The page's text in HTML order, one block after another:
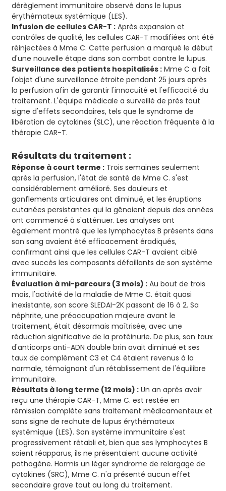
dérèglement immunitaire observé dans le lupus
érythémateux systémique (LES).
Infusion de cellules CAR-T :Après expansion et
contrôles de qualité, les cellules CAR-T modifiées ont été
réinjectées à Mme C. Cette perfusion a marqué le début
d'une nouvelle étape dans son combat contre le lupus.
Surveillance des patients hospitalisés :Mme C a fait
l'objet d'une surveillance étroite pendant 25 jours après
la perfusion afin de garantir l'innocuité et l'efficacité du
traitement. L'équipe médicale a surveillé de près tout
signe d'effets secondaires, tels que le syndrome de
libération de cytokines (SLC), une réaction fréquente à la
thérapie CAR-T.
Résultats du traitement :
Réponse à court terme :Trois semaines seulement
après la perfusion, l'état de santé de Mme C. s'est
considérablement amélioré. Ses douleurs et
gonflements articulaires ont diminué, et les éruptions
cutanées persistantes qui la gênaient depuis des années
ont commencé à s'atténuer. Les analyses ont
également montré que les lymphocytes B présents dans
son sang avaient été efficacement éradiqués,
confirmant ainsi que les cellules CAR-T avaient ciblé
avec succès les composants défaillants de son système
immunitaire.
Évaluation à mi-parcours (3 mois) :Au bout de trois
mois, l'activité de la maladie de Mme C. était quasi
inexistante, son score SLEDAI-2K passant de 16 à 2. Sa
néphrite, une préoccupation majeure avant le
traitement, était désormais maîtrisée, avec une
réduction significative de la protéinurie. De plus, son taux
d'anticorps anti-ADN double brin avait diminué et ses
taux de complément C3 et C4 étaient revenus à la
normale, témoignant d'un rétablissement de l'équilibre
immunitaire.
Résultats à long terme (12 mois) :Un an après avoir
reçu une thérapie CAR-T, Mme C. est restée en
rémission complète sans traitement médicamenteux et
sans signe de rechute de lupus érythémateux
systémique (LES). Son système immunitaire s'est
progressivement rétabli et, bien que ses lymphocytes B
soient réapparus, ils ne présentaient aucune activité
pathogène. Hormis un léger syndrome de relargage de
cytokines (SRC), Mme C. n'a présenté aucun effet
secondaire grave tout au long du traitement.